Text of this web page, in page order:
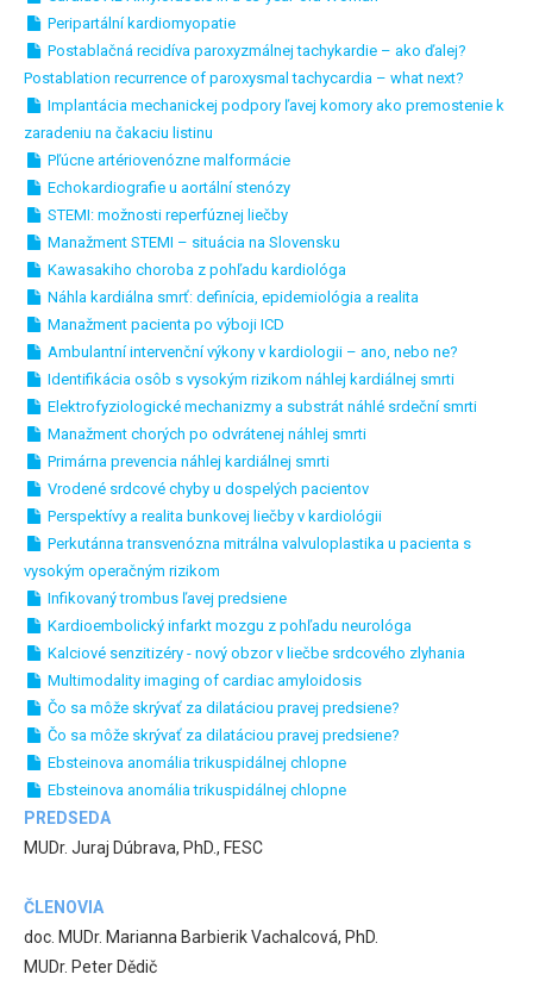
Peripartální kardiomyopatie
Postablačná recidíva paroxyzmálnej tachykardie – ako ďalej?
Postablation recurrence of paroxysmal tachycardia – what next?
Implantácia mechanickej podpory ľavej komory ako premostenie k
zaradeniu na čakaciu listinu
Pľúcne artériovenózne malformácie
Echokardiografie u aortální stenózy
STEMI: možnosti reperfúznej liečby
Manažment STEMI – situácia na Slovensku
Kawasakiho choroba z pohľadu kardiológa
Náhla kardiálna smrť: definícia, epidemiológia a realita
Manažment pacienta po výboji ICD
Ambulantní intervenční výkony v kardiologii – ano, nebo ne?
Identifikácia osôb s vysokým rizikom náhlej kardiálnej smrti
Elektrofyziologické mechanizmy a substrát náhlé srdeční smrti
Manažment chorých po odvrátenej náhlej smrti
Primárna prevencia náhlej kardiálnej smrti
Vrodené srdcové chyby u dospelých pacientov
Perspektívy a realita bunkovej liečby v kardiológii
Perkutánna transvenózna mitrálna valvuloplastika u pacienta s
vysokým operačným rizikom
Infikovaný trombus ľavej predsiene
Kardioembolický infarkt mozgu z pohľadu neurológa
Kalciové senzitizéry - nový obzor v liečbe srdcového zlyhania
Multimodality imaging of cardiac amyloidosis
Čo sa môže skrývať za dilatáciou pravej predsiene?
Čo sa môže skrývať za dilatáciou pravej predsiene?
Ebsteinova anomália trikuspidálnej chlopne
Ebsteinova anomália trikuspidálnej chlopne
PREDSEDA
MUDr. Juraj Dúbrava, PhD., FESC
ČLENOVIA
doc. MUDr. Marianna Barbierik Vachalcová, PhD.
MUDr. Peter Dědič